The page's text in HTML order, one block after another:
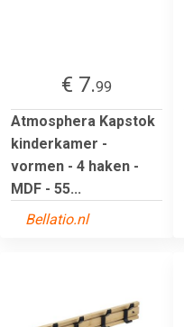
€ 7.99
Atmosphera Kapstok
kinderkamer -
vormen - 4 haken -
MDF - 55...
Bellatio.nl